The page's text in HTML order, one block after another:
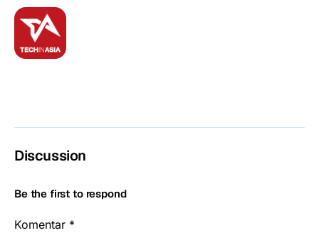
Discussion
Be the first to respond
Komentar *